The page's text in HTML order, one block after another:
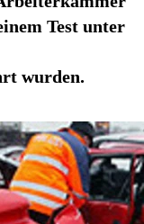
Test unter
wurden.